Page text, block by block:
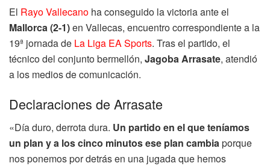
El Rayo Vallecano ha conseguido la victoria ante el
Mallorca (2-1)en Vallecas, encuentro correspondiente a la
19ª jornada de La Liga EA Sports. Tras el partido, el
técnico del conjunto bermellón, Jagoba Arrasate, atendió
a los medios de comunicación.
Declaraciones de Arrasate
«Día duro, derrota dura. Un partido en el que teníamos
un plan y a los cinco minutos ese plan cambiaporque
nos ponemos por detrás en una jugada que hemos